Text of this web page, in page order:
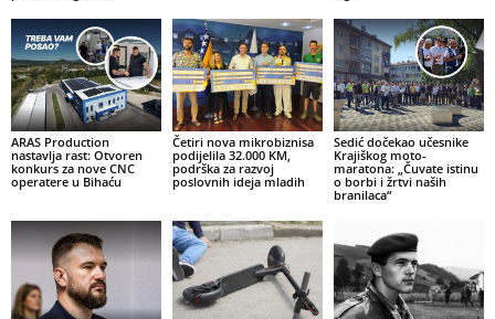
ARAS Production
nastavlja rast: Otvoren
konkurs za nove CNC
operatere u Bihaću
Četiri nova mikrobiznisa
podijelila 32.000 KM,
podrška za razvoj
poslovnih ideja mladih
Sedić dočekao učesnike
Krajiškog moto-
maratona: „Čuvate istinu
o borbi i žrtvi naših
branilaca“